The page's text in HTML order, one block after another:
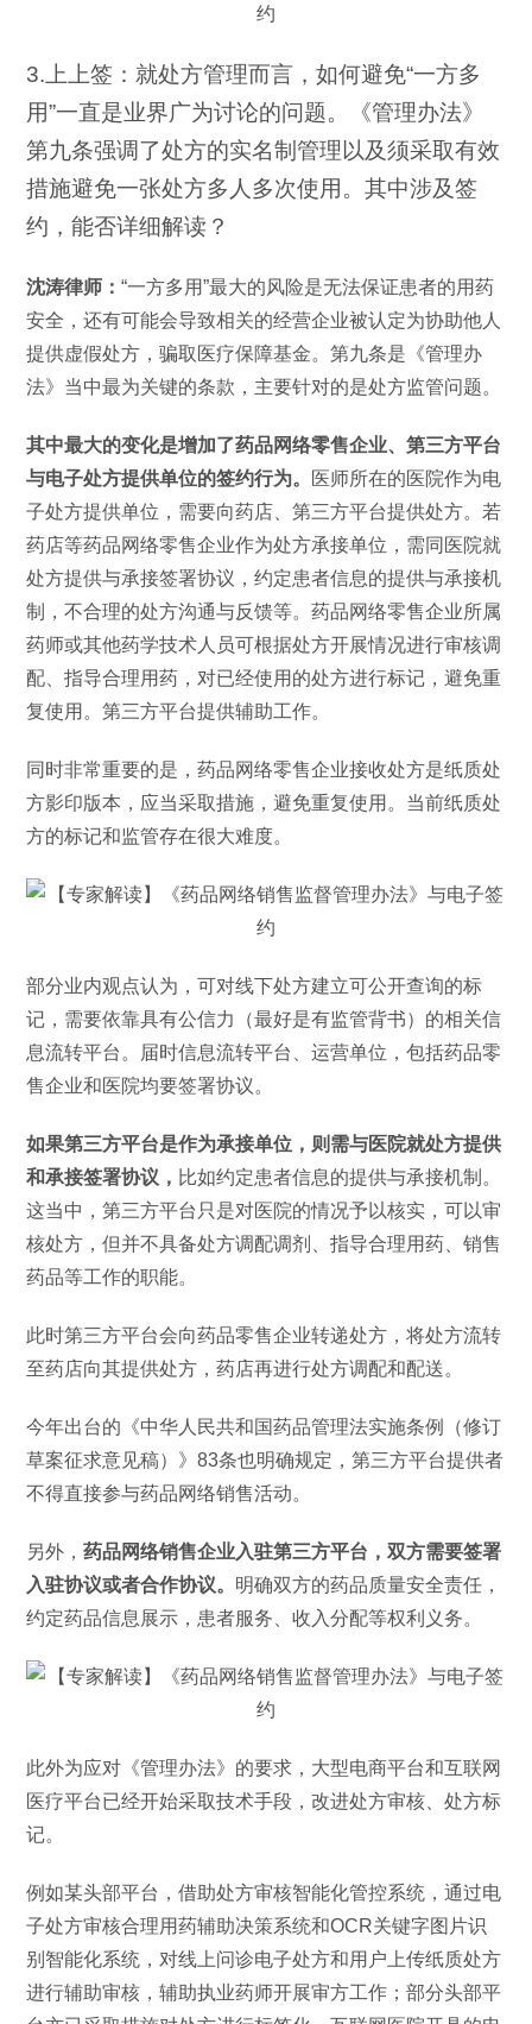
3.上上签：就处方管理而言，如何避免“一方多
用”一直是业界广为讨论的问题。《管理办法》
第九条强调了处方的实名制管理以及须采取有效
措施避免一张处方多人多次使用。其中涉及签
约，能否详细解读？
沈涛律师：“一方多用”最大的风险是无法保证患者的用药
安全，还有可能会导致相关的经营企业被认定为协助他人
提供虚假处方，骗取医疗保障基金。第九条是《管理办
法》当中最为关键的条款，主要针对的是处方监管问题。
其中最大的变化是增加了药品网络零售企业、第三方平台
与电子处方提供单位的签约行为。 医师所在的医院作为电
子处方提供单位，需要向药店、第三方平台提供处方。若
药店等药品网络零售企业作为处方承接单位，需同医院就
处方提供与承接签署协议，约定患者信息的提供与承接机
制，不合理的处方沟通与反馈等。药品网络零售企业所属
药师或其他药学技术人员可根据处方开展情况进行审核调
配、指导合理用药，对已经使用的处方进行标记，避免重
复使用。第三方平台提供辅助工作。
同时非常重要的是，药品网络零售企业接收处方是纸质处
方影印版本，应当采取措施，避免重复使用。当前纸质处
方的标记和监管存在很大难度。
部分业内观点认为，可对线下处方建立可公开查询的标
记，需要依靠具有公信力（最好是有监管背书）的相关信
息流转平台。届时信息流转平台、运营单位，包括药品零
售企业和医院均要签署协议。
如果第三方平台是作为承接单位，则需与医院就处方提供
和承接签署协议， 比如约定患者信息的提供与承接机制。
这当中，第三方平台只是对医院的情况予以核实，可以审
核处方，但并不具备处方调配调剂、指导合理用药、销售
药品等工作的职能。
此时第三方平台会向药品零售企业转递处方，将处方流转
至药店向其提供处方，药店再进行处方调配和配送。
今年出台的《中华人民共和国药品管理法实施条例（修订
草案征求意见稿）》83条也明确规定，第三方平台提供者
不得直接参与药品网络销售活动。
另外，药品网络销售企业入驻第三方平台，双方需要签署
入驻协议或者合作协议。 明确双方的药品质量安全责任，
约定药品信息展示，患者服务、收入分配等权利义务。
此外为应对《管理办法》的要求，大型电商平台和互联网
医疗平台已经开始采取技术手段，改进处方审核、处方标
记。
例如某头部平台，借助处方审核智能化管控系统，通过电
子处方审核合理用药辅助决策系统和OCR关键字图片识
别智能化系统，对线上问诊电子处方和用户上传纸质处方
进行辅助审核，辅助执业药师开展审方工作；部分头部平